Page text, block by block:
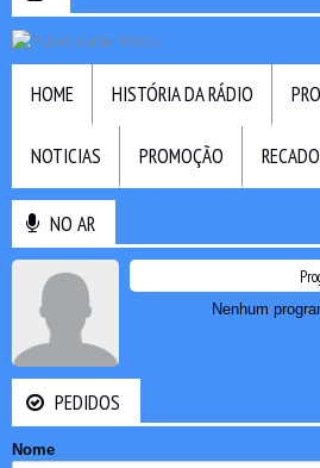
HOME HISTÓRIA DA RÁDIO
NOTICIAS PROMOÇÃO
NO AR
Nenhum
PEDIDOS
Nome